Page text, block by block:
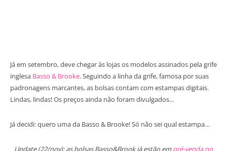
Já em setembro, deve chegar às lojas os modelos assinados pela grife
inglesa Basso & Brooke. Seguindo a linha da grife, famosa por suas
padronagens marcantes, as bolsas contam com estampas digitais.
Lindas, lindas! Os preços ainda não foram divulgados…
Já decidi: quero uma da Basso & Brooke! Só não sei qual estampa…
Update (22/nov): as bolsas Basso&Brook já estão empré-venda no